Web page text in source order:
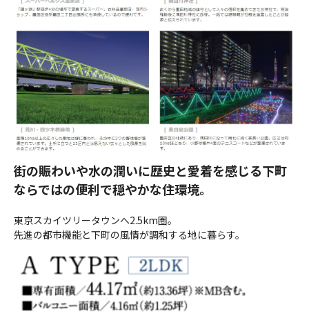
街の賑わいや水の潤いに歴史と愛着を感じる下町
ならではの便利で穏やかな住環境。
東京スカイツリータウンへ2.5km圏。
先進の都市機能と下町の風情が調和する地に暮らす。